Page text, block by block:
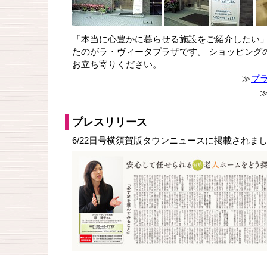
「本当に心豊かに暮らせる施設をご紹介したい
たのがラ・ヴィータプラザです。 ショッピング
お立ち寄りください。
≫プ
プレスリリース
6/22日号横須賀版タウンニュースに掲載されま